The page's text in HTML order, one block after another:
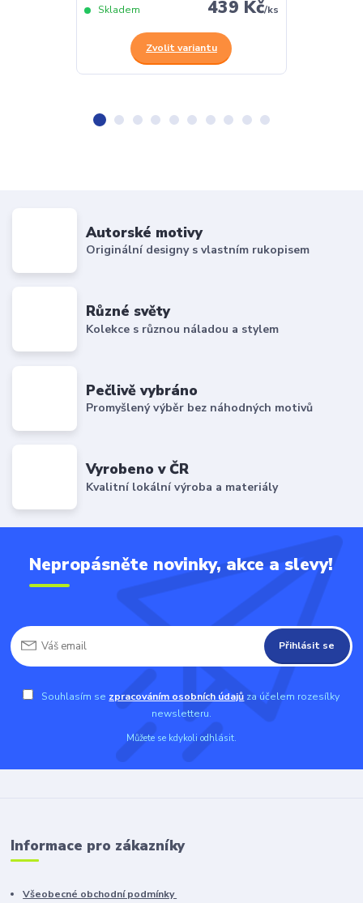
439 Kč/ks
Skladem
Zvolit variantu
Autorské motivy
Originální designy s vlastním rukopisem
Různé světy
Kolekce s různou náladou a stylem
Pečlivě vybráno
Promyšlený výběr bez náhodných motivů
Vyrobeno v ČR
Kvalitní lokální výroba a materiály
Nepropásněte novinky, akce a slevy!
Přihlásit se
Souhlasím se zpracováním osobních údajů za účelem rozesílky
newsletteru.
Můžete se kdykoli odhlásit.
Informace pro zákazníky
Všeobecné obchodní podmínky